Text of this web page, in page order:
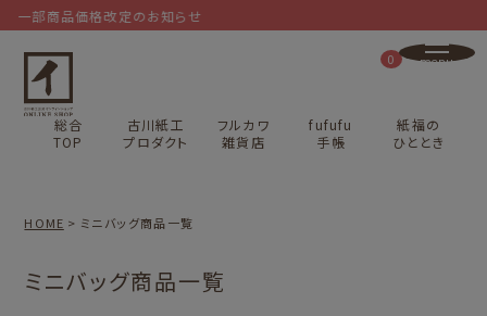
一部商品価格改定のお知らせ
総合
TOP
古川紙工
プロダクト
フルカワ
雑貨店
fufufu
手帳
紙福の
ひととき
0
HOME ミニバッグ商品一覧
ミニバッグ商品一覧